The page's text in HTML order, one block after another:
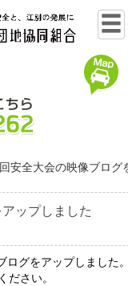
安全大会の映像ブログ
ップしました
ログをアップしました
ださい。